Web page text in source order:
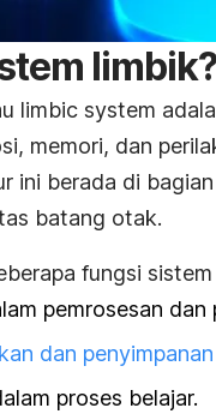
limbik?
limbic system
memori, dan
ini berada di
batang otak.
fungsi
pemrosesan dan
dan
proses belajar.